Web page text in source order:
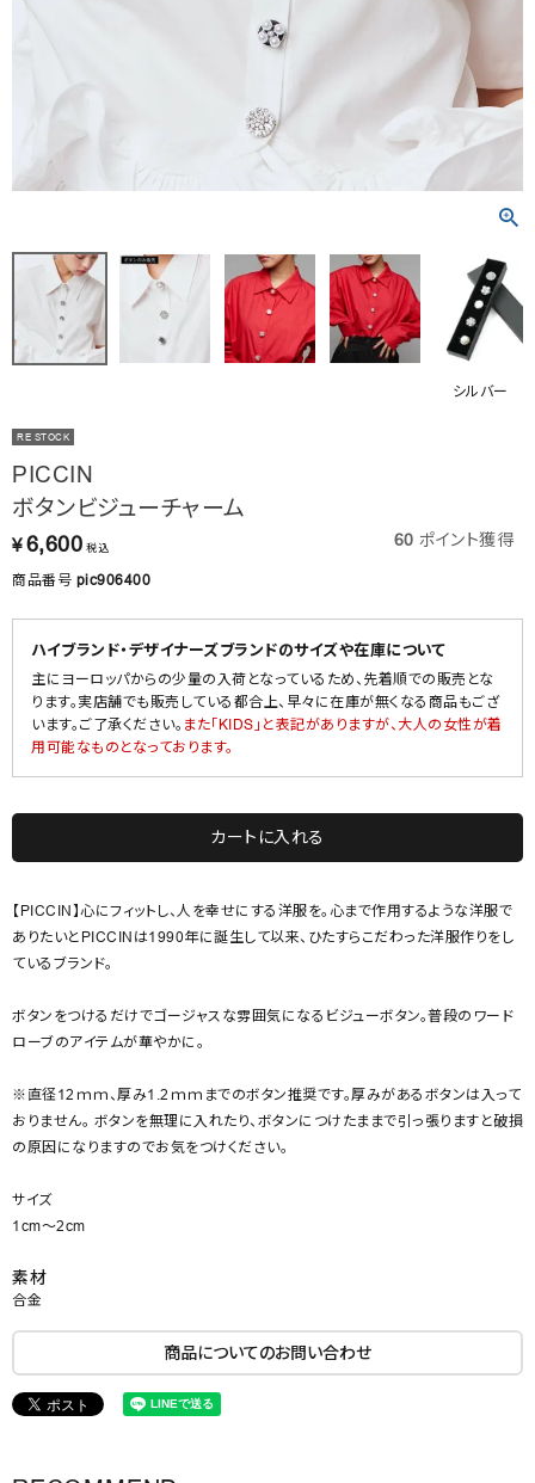
INFORMATION
はじめてご利用の方へ
お問い合わせ
シルバー
RE STOCK
PICCIN
ボタンビジューチャーム
¥ 6,600 税込 60 ポイント獲得
商品番号 pic906400
ハイブランド・デザイナーズブランドのサイズや在庫について
主にヨーロッパからの少量の入荷となっているため、先着順での販売とな
ります。実店舗でも販売している都合上、早々に在庫が無くなる商品もござ
います。ご了承ください。 また「KIDS」と表記がありますが、大人の女性が着
用可能なものとなっております。
カートに入れる
【PICCIN】心にフィットし、人を幸せにする洋服を。心まで作用するような洋服で
ありたいとPICCINは1990年に誕生して以来、ひたすらこだわった洋服作りをし
ているブランド。
ボタンをつけるだけでゴージャスな雰囲気になるビジューボタン。普段のワード
ローブのアイテムが華やかに。
※直径12ｍｍ、厚み1.2ｍｍまでのボタン推奨です。厚みがあるボタンは入って
おりません。 ボタンを無理に入れたり、ボタンにつけたままで引っ張りますと破損
の原因になりますのでお気をつけください。
サイズ
1cm～2cm
素材
合金
商品についてのお問い合わせ